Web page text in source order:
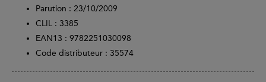
Parution : 23/10/2009
CLIL : 3385
EAN13 : 9782251030098
Code distributeur : 35574